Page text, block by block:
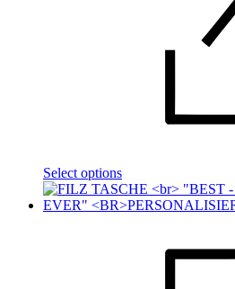
Select options